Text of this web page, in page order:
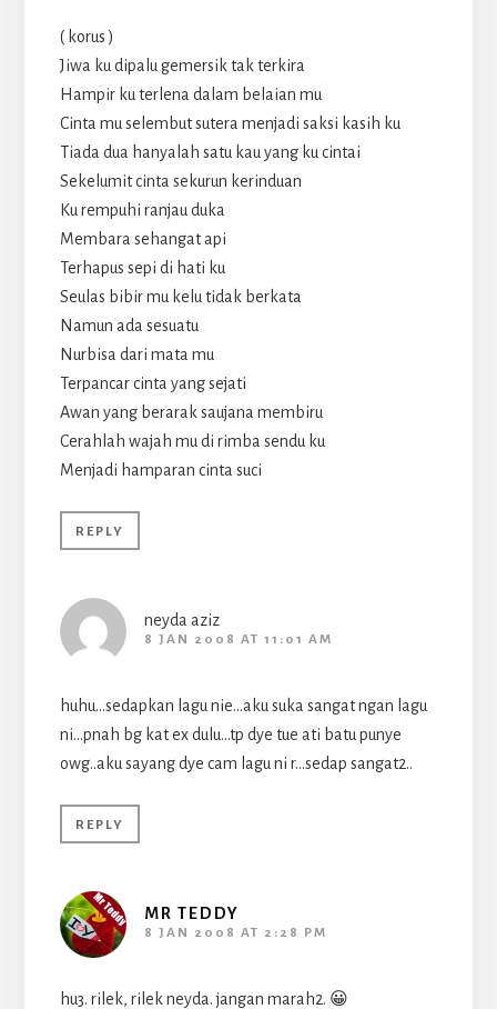
( korus )
Jiwa ku dipalu gemersik tak terkira
Hampir ku terlena dalam belaian mu
Cinta mu selembut sutera menjadi saksi kasih ku
Tiada dua hanyalah satu kau yang ku cintai
Sekelumit cinta sekurun kerinduan
Ku rempuhi ranjau duka
Membara sehangat api
Terhapus sepi di hati ku
Seulas bibir mu kelu tidak berkata
Namun ada sesuatu
Nurbisa dari mata mu
Terpancar cinta yang sejati
Awan yang berarak saujana membiru
Cerahlah wajah mu di rimba sendu ku
Menjadi hamparan cinta suci
REPLY
neyda aziz
8 JAN 2008 AT 11:01 AM
huhu…sedapkan lagu nie…aku suka sangat ngan lagu
ni…pnah bg kat ex dulu…tp dye tue ati batu punye
owg..aku sayang dye cam lagu ni r…sedap sangat2..
REPLY
MR TEDDY
8 JAN 2008 AT 2:28 PM
hu3. rilek, rilek neyda. jangan marah2. 😀